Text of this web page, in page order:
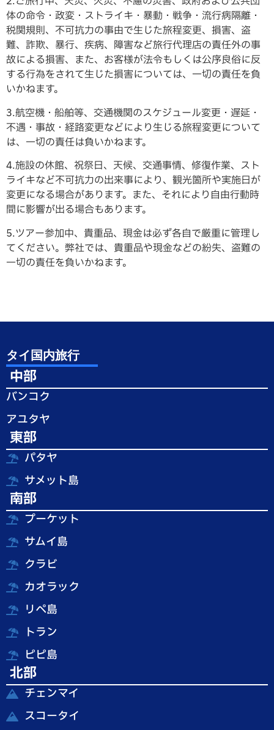
体の命令・政変・ストライキ・暴動・戦争・流行病隔離・
税関規則、不可抗力の事由で生じた旅程変更、損害、盗
難、詐欺、暴行、疾病、障害など旅行代理店の責任外の事
故による損害、また、お客様が法令もしくは公序良俗に反
する行為をされて生じた損害については、一切の責任を負
いかねます。
3.航空機・船舶等、交通機関のスケジュール変更・遅延・
不遇・事故・経路変更などにより生じる旅程変更について
は、一切の責任は負いかねます。
4.施設の休館、祝祭日、天候、交通事情、修復作業、スト
ライキなど不可抗力の出来事により、観光箇所や実施日が
変更になる場合があります。また、それにより自由行動時
間に影響が出る場合もあります。
5.ツアー参加中、貴重品、現金は必ず各自で厳重に管理し
てください。弊社では、貴重品や現金などの紛失、盗難の
一切の責任を負いかねます。
タイ国内旅行
中部
バンコク
アユタヤ
東部
パタヤ
サメット島
南部
プーケット
サムイ島
クラビ
カオラック
リペ島
トラン
ピピ島
北部
チェンマイ
スコータイ